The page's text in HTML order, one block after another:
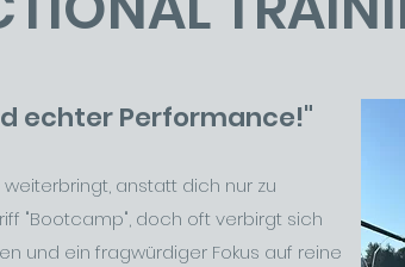
echter Performance!"
anstatt dich nur zu
"Bootcamp", doch oft verbirgt sich
und ein fragwürdiger Fokus auf reine